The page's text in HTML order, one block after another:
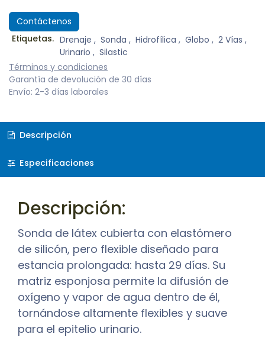
Contáctenos
Etiquetas. Drenaje , Sonda , Hidrofílica , Globo , 2 Vías ,
Urinario , Silastic
Términos y condiciones
Garantía de devolución de 30 días
Envío: 2-3 días laborales
Descripción
Especificaciones
Descripción:
Sonda de látex cubierta con elastómero
de silicón, pero flexible diseñado para
estancia prolongada: hasta 29 días. Su
matriz esponjosa permite la difusión de
oxígeno y vapor de agua dentro de él,
tornándose altamente flexibles y suave
para el epitelio urinario.